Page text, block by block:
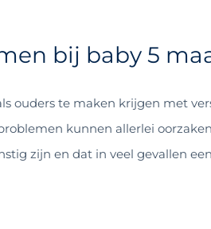
bij baby 5
ouders te maken krijgen met
kunnen allerlei
zijn en dat in veel gevallen